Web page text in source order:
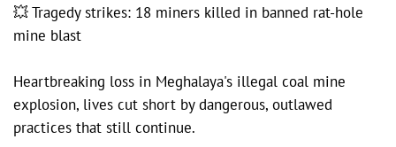
💥 Tragedy strikes: 18 miners killed in banned rat-hole
mine blast
Heartbreaking loss in Meghalaya's illegal coal mine
explosion, lives cut short by dangerous, outlawed
practices that still continue.